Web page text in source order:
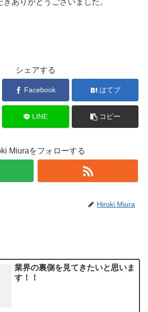
ありがとうございました。
シェアする
Facebook はてブ
LINE コピー
Miuraをフォローする
Hiroki Miura
業界の裏側を見てきたいと思いま
す！！